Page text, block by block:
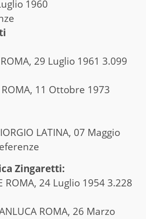
1960
29 Luglio 1961 3.099
ROMA, 11 Ottobre 1973
LATINA, 07 Maggio
Zingaretti:
ROMA, 24 Luglio 1954 3.228
ROMA, 26 Marzo